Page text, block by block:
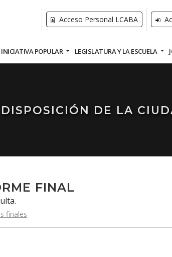
Acceso Personal LCABA
INICIATIVA POPULAR LEGISLATURA Y LA ESCUELA
DE LA
FINAL
finales